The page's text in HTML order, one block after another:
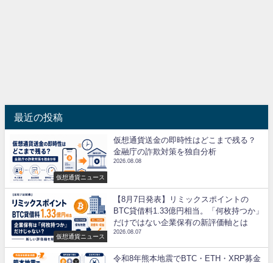
最近の投稿
仮想通貨ニュース
仮想通貨送金の即時性はどこまで残る？
金融庁の詐欺対策を独自分析
2026.08.08
仮想通貨ニュース
【8月7日発表】リミックスポイントの
BTC貸借料1.33億円相当。「何枚持つか」
だけではない企業保有の新評価軸とは
2026.08.07
令和8年熊本地震でBTC・ETH・XRP募金